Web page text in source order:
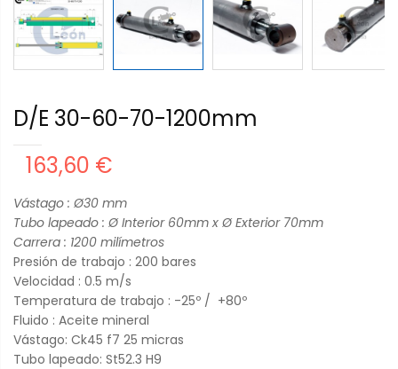
D/E 30-60-70-1200mm
163,60 €
Vástago : Ø30 mm
Tubo lapeado : Ø Interior 60mm x Ø Exterior 70mm
Carrera : 1200 milímetros
Presión de trabajo : 200 bares
Velocidad : 0.5 m/s
Temperatura de trabajo : -25º / +80º
Fluido : Aceite mineral
Vástago: Ck45 f7 25 micras
Tubo lapeado: St52.3 H9